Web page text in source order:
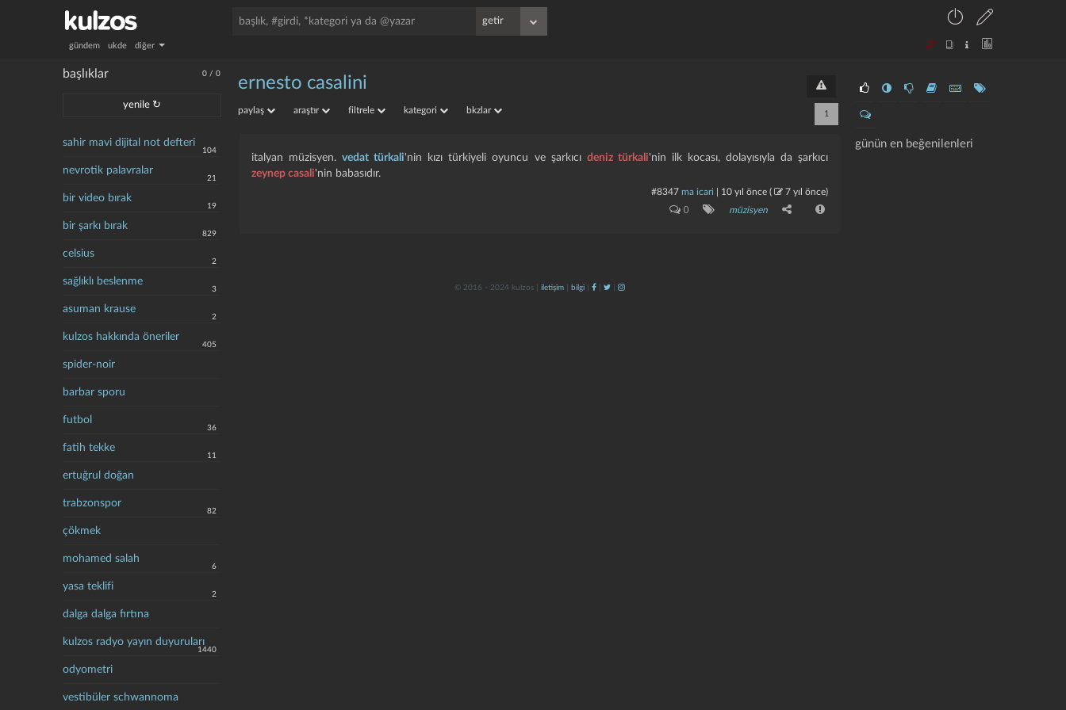
gündem ukde diğer
0 /0
başlıklar
yenile ↻
sahir mavi dijital not defteri
104
nevrotik palavralar
21
bir video bırak
19
bir şarkı bırak
829
celsius
2
sağlıklı beslenme
3
asuman krause
2
kulzos hakkında öneriler
405
spider-noir
barbar sporu
futbol
36
fatih tekke
11
ertuğrul doğan
trabzonspor
82
çökmek
mohamed salah
6
yasa teklifi
2
dalga dalga fırtına
kulzos radyo yayın duyuruları
1440
odyometri
vestibüler schwannoma
günün en beğenilenleri
ernesto casalini
paylaş araştır filtrele kategori bkzlar 1
italyan müzisyen.vedat türkali'nin kızı türkiyeli oyuncu ve şarkıcı deniz türkali'nin ilk kocası, dolayısıyla da şarkıcı
zeynep casali'nin babasıdır.
#8347 ma icari 10 yıl önce ( 7 yıl önce)
0 müzisyen
© 2016 - 2024 kulzos | iletişim bilgi